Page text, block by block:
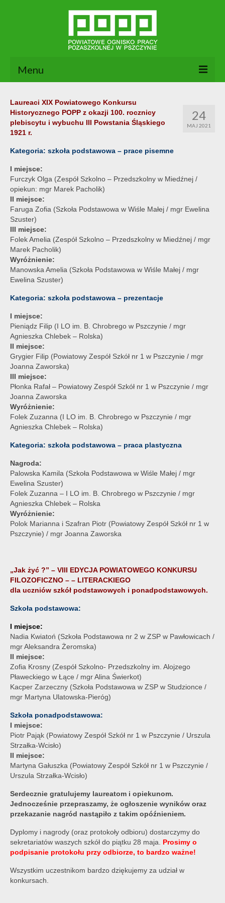
Menu
O nas
Dokumenty POPP
Kontakt
BIP
24
MAJ 2021
Laureaci XIX Powiatowego Konkursu
Historycznego POPP z okazji 100. rocznicy
plebiscytu i wybuchu III Powstania Śląskiego
1921 r.
Kategoria: szkoła podstawowa – prace pisemne
I miejsce:
Furczyk Olga (Zespół Szkolno – Przedszkolny w Miedźnej /
opiekun: mgr Marek Pacholik)
II miejsce:
Faruga Zofia (Szkoła Podstawowa w Wiśle Małej / mgr Ewelina
Szuster)
III miejsce:
Folek Amelia (Zespół Szkolno – Przedszkolny w Miedźnej / mgr
Marek Pacholik)
Wyróżnienie:
Manowska Amelia (Szkoła Podstawowa w Wiśle Małej / mgr
Ewelina Szuster)
Kategoria: szkoła podstawowa – prezentacje
I miejsce:
Pieniądz Filip (I LO im. B. Chrobrego w Pszczynie / mgr
Agnieszka Chlebek – Rolska)
II miejsce:
Grygier Filip (Powiatowy Zespół Szkół nr 1 w Pszczynie / mgr
Joanna Zaworska)
III miejsce:
Płonka Rafał – Powiatowy Zespół Szkół nr 1 w Pszczynie / mgr
Joanna Zaworska
Wyróżnienie:
Folek Zuzanna (I LO im. B. Chrobrego w Pszczynie / mgr
Agnieszka Chlebek – Rolska)
Kategoria: szkoła podstawowa – praca plastyczna
Nagroda:
Palowska Kamila (Szkoła Podstawowa w Wiśle Małej / mgr
Ewelina Szuster)
Folek Zuzanna – I LO im. B. Chrobrego w Pszczynie / mgr
Agnieszka Chlebek – Rolska
Wyróżnienie:
Polok Marianna i Szafran Piotr (Powiatowy Zespół Szkół nr 1 w
Pszczynie) / mgr Joanna Zaworska
„Jak żyć ?” – VIII EDYCJA POWIATOWEGO KONKURSU
FILOZOFICZNO – – LITERACKIEGO
dla uczniów szkół podstawowych i ponadpodstawowych.
Szkoła podstawowa:
I miejsce:
Nadia Kwiatoń (Szkoła Podstawowa nr 2 w ZSP w Pawłowicach /
mgr Aleksandra Żeromska)
II miejsce:
Zofia Krosny (Zespół Szkolno- Przedszkolny im. Alojzego
Pławeckiego w Łące / mgr Alina Świerkot)
Kacper Zarzeczny (Szkoła Podstawowa w ZSP w Studzionce /
mgr Martyna Ulatowska-Pieróg)
Szkoła ponadpodstawowa:
I miejsce:
Piotr Pająk (Powiatowy Zespół Szkół nr 1 w Pszczynie / Urszula
Strzałka-Wcisło)
II miejsce:
Martyna Gałuszka (Powiatowy Zespół Szkół nr 1 w Pszczynie /
Urszula Strzałka-Wcisło)
Serdecznie gratulujemy laureatom i opiekunom.
Jednocześnie przepraszamy, że ogłoszenie wyników oraz
przekazanie nagród nastąpiło z takim opóźnieniem.
Dyplomy i nagrody (oraz protokoły odbioru) dostarczymy do
sekretariatów waszych szkół do piątku 28 maja. Prosimy o
podpisanie protokołu przy odbiorze, to bardzo ważne!
Wszystkim uczestnikom bardzo dziękujemy za udział w
konkursach.